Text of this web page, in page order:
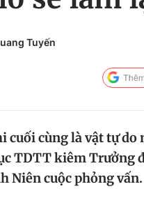
Tuyến
cùng là vật tự do
TDTT kiêm Trưởng
Niên cuộc phỏng vấn.